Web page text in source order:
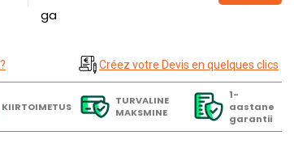
ga
Créez votre Devis en quelques clics
KIIRTOIMETUS
TURVALINE
MAKSMINE
1-
aastane
garantii